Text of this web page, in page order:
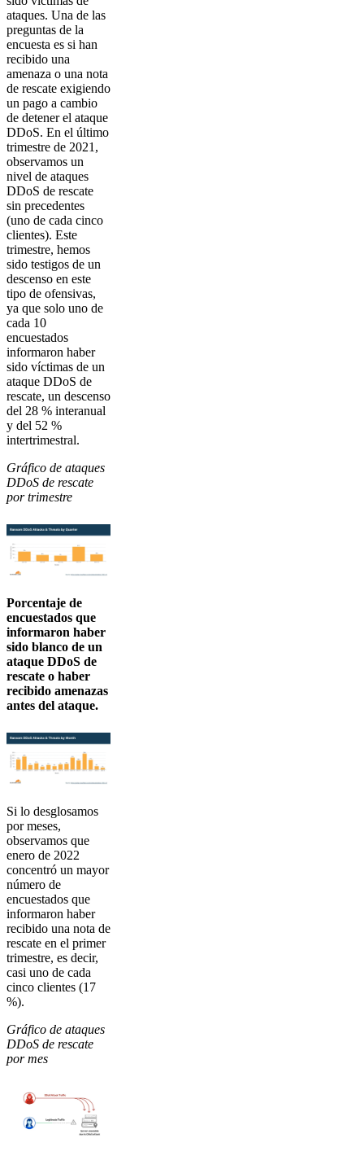
ataques. Una de las
preguntas de la
encuesta es si han
recibido una
amenaza o una nota
de rescate exigiendo
un pago a cambio
de detener el ataque
DDoS. En el último
trimestre de 2021,
observamos un
nivel de ataques
DDoS de rescate
sin precedentes
(uno de cada cinco
clientes). Este
trimestre, hemos
sido testigos de un
descenso en este
tipo de ofensivas,
ya que solo uno de
cada 10
encuestados
informaron haber
sido víctimas de un
ataque DDoS de
rescate, un descenso
del 28 % interanual
y del 52 %
intertrimestral.
Gráfico de ataques
DDoS de rescate
por trimestre
Porcentaje de
encuestados que
informaron haber
sido blanco de un
ataque DDoS de
rescate o haber
recibido amenazas
antes del ataque.
Si lo desglosamos
por meses,
observamos que
enero de 2022
concentró un mayor
número de
encuestados que
informaron haber
recibido una nota de
rescate en el primer
trimestre, es decir,
casi uno de cada
cinco clientes (17
%).
Gráfico de ataques
DDoS de rescate
por mes